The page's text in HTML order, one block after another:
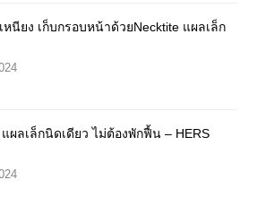
นียง เก็บกรอบหน้าด้วยNecktite แผลเล็ก
ผลเล็กนิดเดียว ไม่ต้องพักฟื้น – HERS